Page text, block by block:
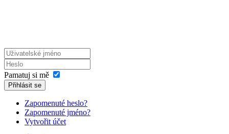
Pamatuj si mě
Přihlásit se
Zapomenuté heslo?
Zapomenuté jméno?
Vytvořit účet